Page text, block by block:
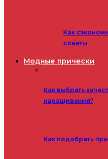
Как
советы
Модные прически
Как выбрать
наращивания?
Как подобрать